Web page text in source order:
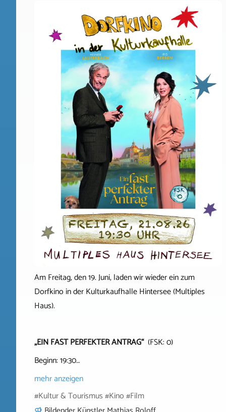
Am Freitag, den 19. Juni, laden wir wieder ein zum
Dorfkino in der Kulturkaufhalle Hintersee (Multiples
Haus).
„EIN FAST PERFEKTER ANTRAG“ (FSK: 0)
Beginn: 19:30…
mehr anzeigen
#Kultur & Tourismus #Kino #Film